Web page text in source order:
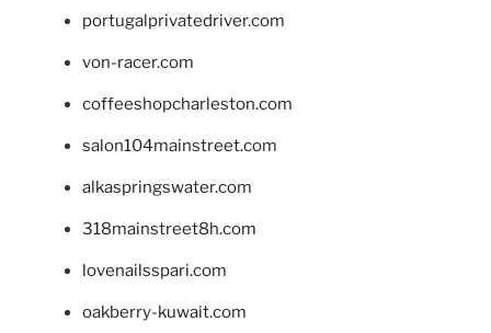
portugalprivatedriver.com
von-racer.com
coffeeshopcharleston.com
salon104mainstreet.com
alkaspringswater.com
318mainstreet8h.com
lovenailsspari.com
oakberry-kuwait.com